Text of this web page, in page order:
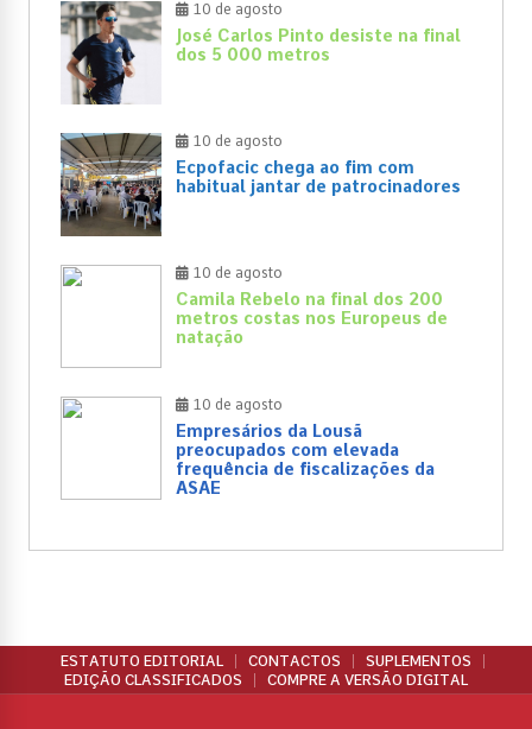
10 de agosto
José Carlos Pinto desiste na final
dos 5 000 metros
10 de agosto
Ecpofacic chega ao fim com
habitual jantar de patrocinadores
10 de agosto
Camila Rebelo na final dos 200
metros costas nos Europeus de
natação
10 de agosto
Empresários da Lousã
preocupados com elevada
frequência de fiscalizações da
ASAE
ESTATUTO EDITORIAL CONTACTOS
SUPLEMENTOS
EDIÇÃO CLASSIFICADOS
COMPRE A VERSÃO DIGITAL